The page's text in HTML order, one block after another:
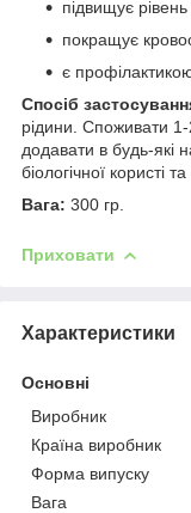
підвищує рівень
покращує
є
Спосіб
рідини. Споживати
додавати в будь-які
біологічної користі
Вага: 300 гр.
Приховати
Характеристики
Основні
Виробник
Країна виробник
Форма випуску
Вага